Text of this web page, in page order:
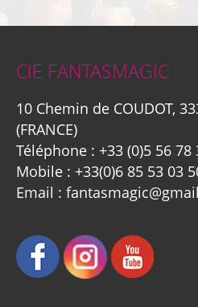
CIE FANTASMAGIC
10 Chemin de COUDOT,
(FRANCE)
Téléphone : +33 (0)5 56 78
Mobile : +33(0)6 85 53 03
Email :